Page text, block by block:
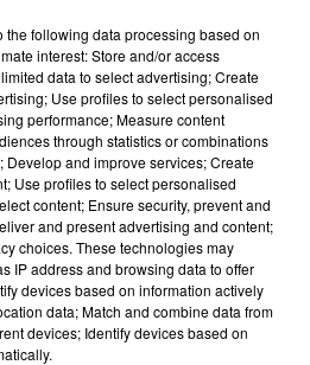
déployés dans le sud
à tous débordements lors d'un
des anti-bassines.
a ouvert ses portes hier sous
Chanteurs, danseurs vont
parades dans les travées
the following data processing based on
interest: Store and/or access
data to select advertising; Create
Use profiles to select personalised
performance; Measure content
through statistics or combinations
Develop and improve services; Create
Use profiles to select personalised
content; Ensure security, prevent and
and present advertising and content;
choices. These technologies may
IP address and browsing data to offer
devices based on information actively
data; Match and combine data from
devices; Identify devices based on